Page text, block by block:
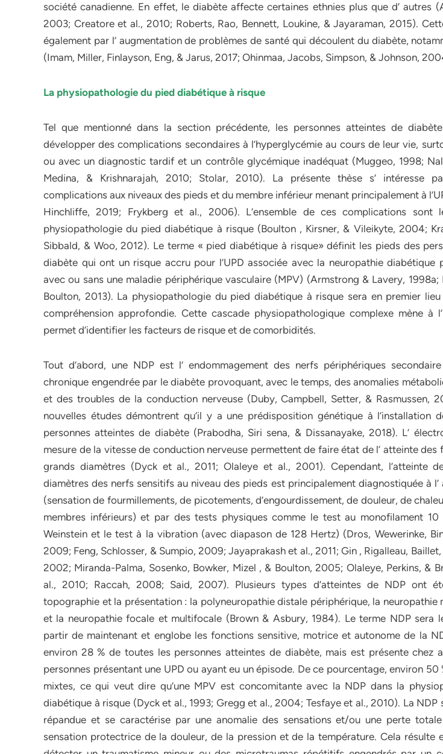
société canadienne. En effet, le diabète affecte certaines ethnies plus que d’ autres
2003; Creatore et al., 2010; Roberts, Rao, Bennett, Loukine, & Jayaraman, 2015).
également par l’ augmentation de problèmes de santé qui découlent du diabète,
(Imam, Miller, Finlayson, Eng, & Jarus, 2017; Ohinmaa, Jacobs, Simpson, & Johnson,
La physiopathologie du pied diabétique à risque
Tel que mentionné dans la section précédente, les personnes atteintes de
développer des complications secondaires à l’hyperglycémie au cours de leur vie,
ou avec un diagnostic tardif et un contrôle glycémique inadéquat (Muggeo, 1998;
Medina, & Krishnarajah, 2010; Stolar, 2010). La présente thèse s’ intéresse
complications aux niveaux des pieds et du membre inférieur menant principalement à
Hinchliffe, 2019; Frykberg et al., 2006). L’ensemble de ces complications sont
physiopathologie du pied diabétique à risque (Boulton , Kirsner, & Vileikyte, 2004;
Sibbald, & Woo, 2012). Le terme « pied diabétique à risque» définit les pieds des
diabète qui ont un risque accru pour l’UPD associée avec la neuropathie diabétique
avec ou sans une maladie périphérique vasculaire (MPV) (Armstrong & Lavery, 1998a;
Boulton, 2013). La physiopathologie du pied diabétique à risque sera en premier
compréhension approfondie. Cette cascade physiopathologique complexe mène à
permet d’identifier les facteurs de risque et de comorbidités.
Tout d’abord, une NDP est l’ endommagement des nerfs périphériques
chronique engendrée par le diabète provoquant, avec le temps, des anomalies
et des troubles de la conduction nerveuse (Duby, Campbell, Setter, & Rasmussen,
nouvelles études démontrent qu’il y a une prédisposition génétique à l’installation
personnes atteintes de diabète (Prabodha, Siri sena, & Dissanayake, 2018). L’
mesure de la vitesse de conduction nerveuse permettent de faire état de l’ atteinte des
grands diamètres (Dyck et al., 2011; Olaleye et al., 2001). Cependant, l’atteinte
diamètres des nerfs sensitifs au niveau des pieds est principalement diagnostiquée à l’
(sensation de fourmillements, de picotements, d’engourdissement, de douleur, de
membres inférieurs) et par des tests physiques comme le test au monofilament 10
Weinstein et le test à la vibration (avec diapason de 128 Hertz) (Dros, Wewerinke,
2009; Feng, Schlosser, & Sumpio, 2009; Jayaprakash et al., 2011; Gin , Rigalleau,
2002; Miranda-Palma, Sosenko, Bowker, Mizel , & Boulton, 2005; Olaleye, Perkins, &
al., 2010; Raccah, 2008; Said, 2007). Plusieurs types d’atteintes de NDP ont
topographie et la présentation : la polyneuropathie distale périphérique, la neuropathie
et la neuropathie focale et multifocale (Brown & Asbury, 1984). Le terme NDP sera
partir de maintenant et englobe les fonctions sensitive, motrice et autonome de la
environ 28 % de toutes les personnes atteintes de diabète, mais est présente chez
personnes présentant une UPD ou ayant eu un épisode. De ce pourcentage, environ 50
mixtes, ce qui veut dire qu’une MPV est concomitante avec la NDP dans la
diabétique à risque (Dyck et al., 1993; Gregg et al., 2004; Tesfaye et al., 2010). La NDP
répandue et se caractérise par une anomalie des sensations et/ou une perte
sensation protectrice de la douleur, de la pression et de la température. Cela résulte